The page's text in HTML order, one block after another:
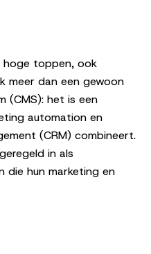
hoge toppen, ook
meer dan een gewoon
(CMS): het is een
automation en
(CRM) combineert.
in als
die hun marketing en